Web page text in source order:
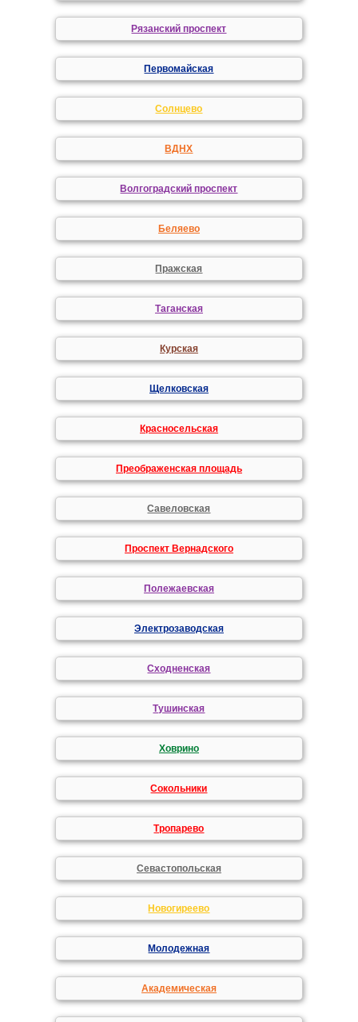
Рязанский проспект
Первомайская
Солнцево
ВДНХ
Волгоградский проспект
Беляево
Пражская
Таганская
Курская
Щелковская
Красносельская
Преображенская площадь
Савеловская
Проспект Вернадского
Полежаевская
Электрозаводская
Сходненская
Тушинская
Ховрино
Сокольники
Тропарево
Севастопольская
Новогиреево
Молодежная
Академическая